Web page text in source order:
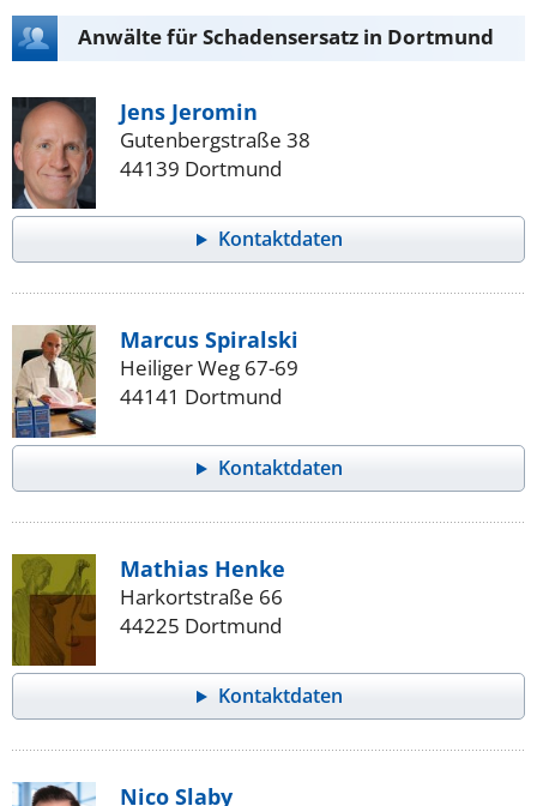
Anwälte für Schadensersatz in Dortmund
Jens Jeromin
Gutenbergstraße 38
44139 Dortmund
Kontaktdaten
Marcus Spiralski
Heiliger Weg 67-69
44141 Dortmund
Kontaktdaten
Mathias Henke
Harkortstraße 66
44225 Dortmund
Kontaktdaten
Nico Slaby